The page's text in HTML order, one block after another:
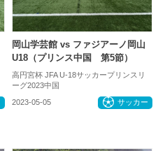
岡山学芸館 vs ファジアーノ岡山
U18（プリンス中国 第5節）
高円宮杯 JFA U-18サッカープリンスリ
ーグ2023中国
2023-05-05 サッカー